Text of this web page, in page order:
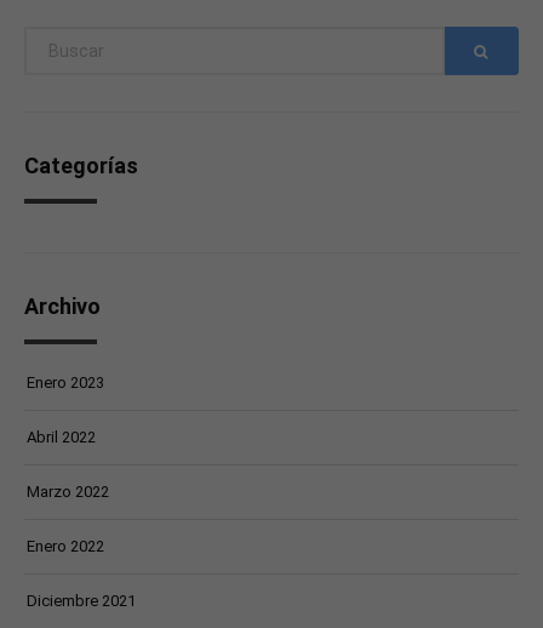
Categorías
Archivo
Enero 2023
Abril 2022
Marzo 2022
Enero 2022
Diciembre 2021